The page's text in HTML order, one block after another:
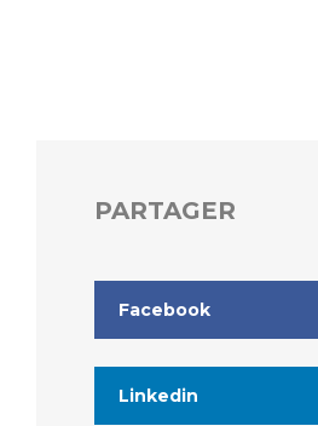
PARTAGER
Facebook
Linkedin